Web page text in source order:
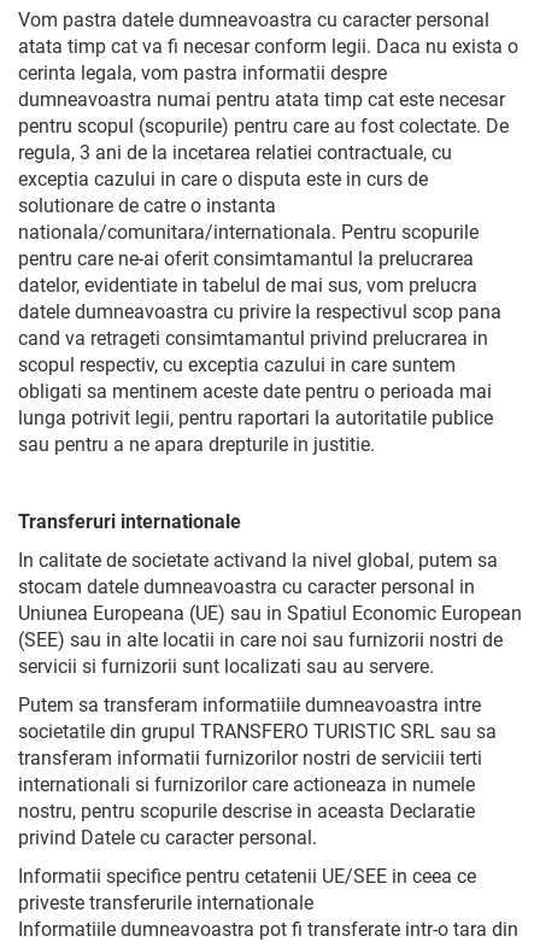
Vom pastra datele dumneavoastra cu caracter personal
atata timp cat va fi necesar conform legii. Daca nu exista o
cerinta legala, vom pastra informatii despre
dumneavoastra numai pentru atata timp cat este necesar
pentru scopul (scopurile) pentru care au fost colectate. De
regula, 3 ani de la incetarea relatiei contractuale, cu
exceptia cazului in care o disputa este in curs de
solutionare de catre o instanta
nationala/comunitara/internationala. Pentru scopurile
pentru care ne-ai oferit consimtamantul la prelucrarea
datelor, evidentiate in tabelul de mai sus, vom prelucra
datele dumneavoastra cu privire la respectivul scop pana
cand va retrageti consimtamantul privind prelucrarea in
scopul respectiv, cu exceptia cazului in care suntem
obligati sa mentinem aceste date pentru o perioada mai
lunga potrivit legii, pentru raportari la autoritatile publice
sau pentru a ne apara drepturile in justitie.
Transferuri internationale
In calitate de societate activand la nivel global, putem sa
stocam datele dumneavoastra cu caracter personal in
Uniunea Europeana (UE) sau in Spatiul Economic European
(SEE) sau in alte locatii in care noi sau furnizorii nostri de
servicii si furnizorii sunt localizati sau au servere.
Putem sa transferam informatiile dumneavoastra intre
societatile din grupul TRANSFERO TURISTIC SRL sau sa
transferam informatii furnizorilor nostri de serviciii terti
internationali si furnizorilor care actioneaza in numele
nostru, pentru scopurile descrise in aceasta Declaratie
privind Datele cu caracter personal.
Informatii specifice pentru cetatenii UE/SEE in ceea ce
priveste transferurile internationale
Informatiile dumneavoastra pot fi transferate intr-o tara din